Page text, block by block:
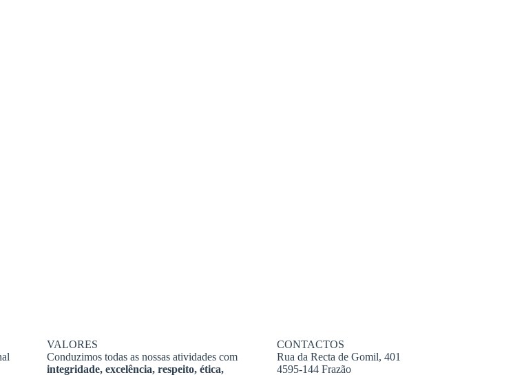
VALORES
Conduzimos todas as nossas atividades com
integridade, excelência, respeito, ética,
CONTACTOS
Rua da Recta de Gomil, 401
4595-144 Frazão